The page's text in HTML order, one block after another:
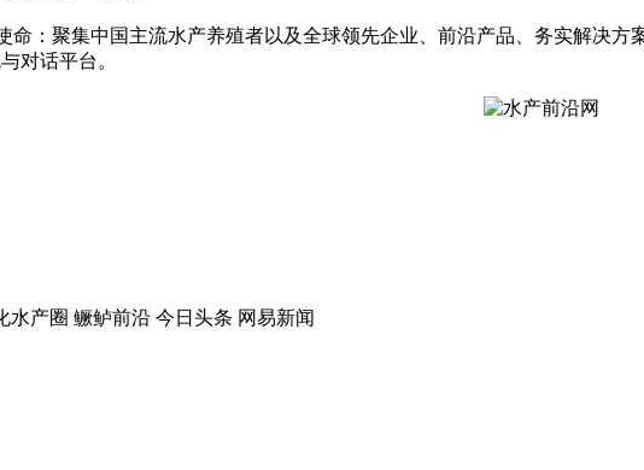
：聚集中国主流水产养殖者以及全球领先企业、前沿产品、务实解决方
对话平台。
水产圈 鳜鲈前沿 今日头条 网易新闻